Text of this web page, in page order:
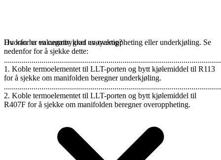
Du kan ha en negativ grad av overoppheting eller underkjøling. Se
nedenfor for å sjekke dette:
1. Koble termoelementet til LLT-porten og bytt kjølemiddel til R113
for å sjekke om manifolden beregner underkjøling.
2. Koble termoelementet til LLT-porten og bytt kjølemiddel til
R407F for å sjekke om manifolden beregner overoppheting.
Hvorfor er vakuumtrykket unøyaktig?